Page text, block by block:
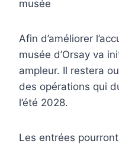
musée
Afin d’améliorer
musée d’Orsay va
ampleur. Il restera
des opérations qui
l’été 2028.
Les entrées